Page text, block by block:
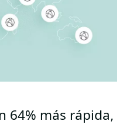
64% más rápida,